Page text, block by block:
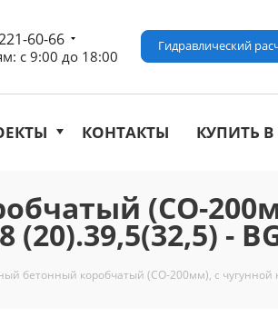
60-66
с 9:00 до 18:00
Гидравлический
КОНТАКТЫ КУПИТЬ
(СО-
-
бетонный коробчатый (СО-200мм), с чугунной